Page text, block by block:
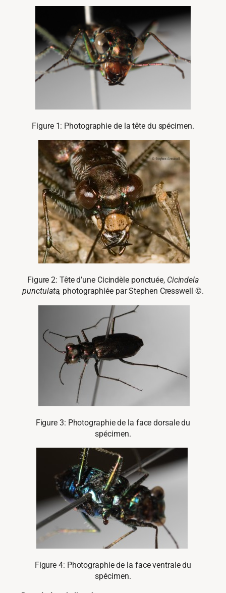
Figure 1: Photographie de la tête du spécimen.
Figure 2: Tête d’une Cicindèle ponctuée, Cicindela
punctulata, photographiée par Stephen Cresswell ©.
Figure 3: Photographie de la face dorsale du
spécimen.
Figure 4: Photographie de la face ventrale du
spécimen.